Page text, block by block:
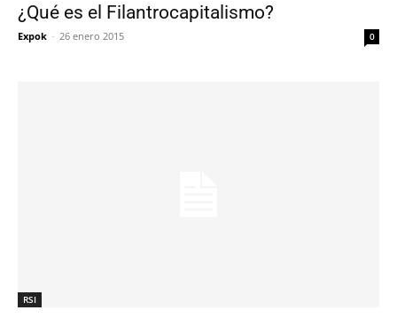
¿Qué es el Filantrocapitalismo?
Expok - 26 enero 2015 0
RSI